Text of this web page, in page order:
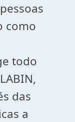
como
todo
das
a